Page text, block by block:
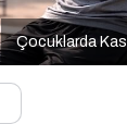
Çocuklarda